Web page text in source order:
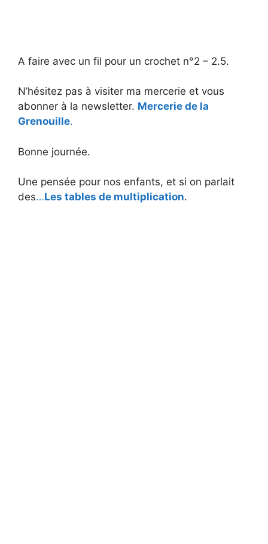
A faire avec un fil pour un crochet n°2 – 2.5.
N’hésitez pas à visiter ma mercerie et vous
abonner à la newsletter. Mercerie de la
Grenouille.
Bonne journée.
Une pensée pour nos enfants, et si on parlait
des…Les tables de multiplication.